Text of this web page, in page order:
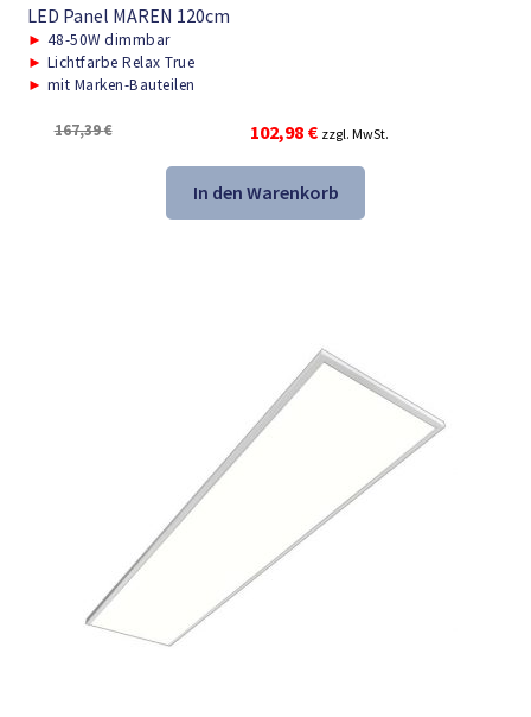
LED Panel MAREN 120cm
► 48-50W dimmbar
► Lichtfarbe Relax True
► mit Marken-Bauteilen
167,39€
Ursprünglicher
Preis
war:
167,39 €
102,98 €Aktueller
Preis
ist:
102,98 €.
zzgl. MwSt.
In den Warenkorb